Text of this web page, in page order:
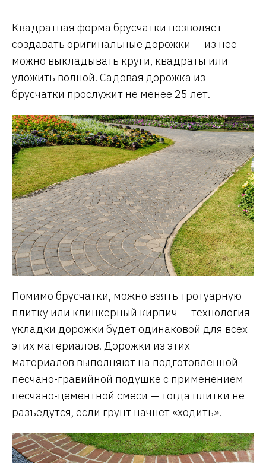
Квадратная форма брусчатки позволяет
создавать оригинальные дорожки — из нее
можно выкладывать круги, квадраты или
уложить волной. Садовая дорожка из
брусчатки прослужит не менее 25 лет.
Помимо брусчатки, можно взять тротуарную
плитку или клинкерный кирпич — технология
укладки дорожки будет одинаковой для всех
этих материалов. Дорожки из этих
материалов выполняют на подготовленной
песчано-гравийной подушке с применением
песчано-цементной смеси — тогда плитки не
разъедутся, если грунт начнет «ходить».